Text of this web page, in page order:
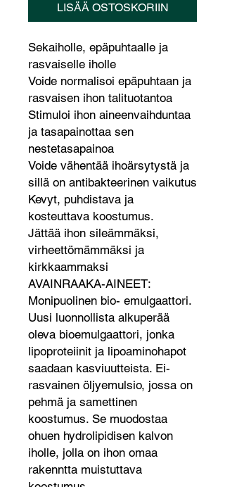
LISÄÄ OSTOSKORIIN
Sekaiholle, epäpuhtaalle ja
rasvaiselle iholle
Voide normalisoi epäpuhtaan ja
rasvaisen ihon talituotantoa
Stimuloi ihon aineenvaihduntaa
ja tasapainottaa sen
nestetasapainoa
Voide vähentää ihoärsytystä ja
sillä on antibakteerinen vaikutus
Kevyt, puhdistava ja
kosteuttava koostumus.
Jättää ihon sileämmäksi,
virheettömämmäksi ja
kirkkaammaksi
AVAINRAAKA-AINEET:
Monipuolinen bio- emulgaattori.
Uusi luonnollista alkuperää
oleva bioemulgaattori, jonka
lipoproteiinit ja lipoaminohapot
saadaan kasviuutteista. Ei-
rasvainen öljyemulsio, jossa on
pehmä ja samettinen
koostumus. Se muodostaa
ohuen hydrolipidisen kalvon
iholle, jolla on ihon omaa
rakenntta muistuttava